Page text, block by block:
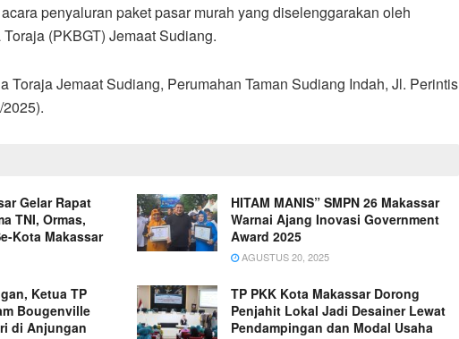
penyaluran paket pasar murah yang diselenggarakan oleh
(PKBGT) Jemaat Sudiang.
Toraja Jemaat Sudiang, Perumahan Taman Sudiang Indah, Jl. Perintis
Gelar Rapat
TNI, Ormas,
Kota Makassar
HITAM MANIS” SMPN 26 Makassar
Warnai Ajang Inovasi Government
Award 2025
AGUSTUS 20, 2025
Ketua TP
Bougenville
di Anjungan
TP PKK Kota Makassar Dorong
Penjahit Lokal Jadi Desainer Lewat
Pendampingan dan Modal Usaha